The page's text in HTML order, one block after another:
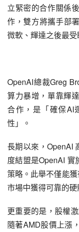
立緊密的合作關係
作，雙方將攜手部
微軟、輝達之後最受
OpenAI總裁Greg
算力暴增，單靠輝
合作，是「確保AI
性」。
長期以來，OpenAI
度結盟是OpenAI
策略。此舉不僅能
市場中獲得可靠的硬
更重要的是，股權
隨著AMD股價上漲